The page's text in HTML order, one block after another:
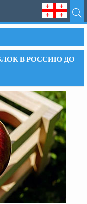
В РОССИЮ ДО